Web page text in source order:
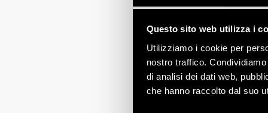
Questo sito web utilizza i
Utilizziamo i cookie per
nostro traffico.
di analisi dei dati web,
che hanno raccolto dal suo